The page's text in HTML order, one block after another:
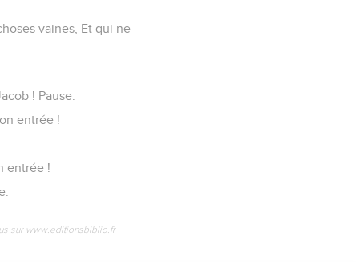
vaines, Et qui ne
! Pause.
entrée !
entrée !
sur www.editionsbiblio.fr